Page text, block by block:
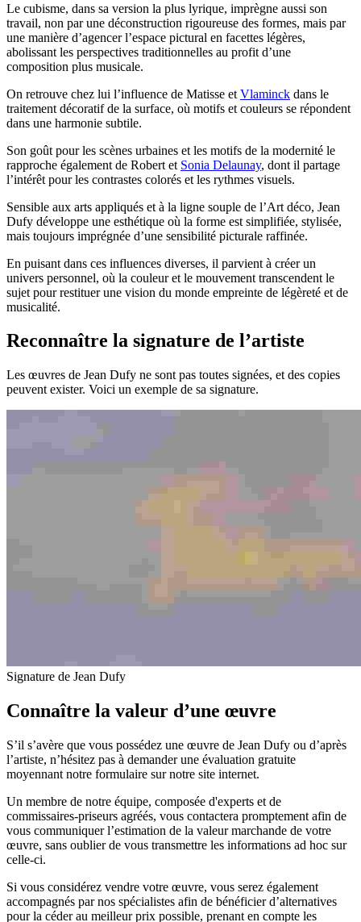
Le cubisme, dans sa version la plus lyrique, imprègne aussi son
travail, non par une déconstruction rigoureuse des formes, mais par
une manière d’agencer l’espace pictural en facettes légères,
abolissant les perspectives traditionnelles au profit d’une
composition plus musicale.
On retrouve chez lui l’influence de Matisse et Vlaminck dans le
traitement décoratif de la surface, où motifs et couleurs se répondent
dans une harmonie subtile.
Son goût pour les scènes urbaines et les motifs de la modernité le
rapproche également de Robert et Sonia Delaunay, dont il partage
l’intérêt pour les contrastes colorés et les rythmes visuels.
Sensible aux arts appliqués et à la ligne souple de l’Art déco, Jean
Dufy développe une esthétique où la forme est simplifiée, stylisée,
mais toujours imprégnée d’une sensibilité picturale raffinée.
En puisant dans ces influences diverses, il parvient à créer un
univers personnel, où la couleur et le mouvement transcendent le
sujet pour restituer une vision du monde empreinte de légèreté et de
musicalité.
Reconnaître la signature de l’artiste
Les œuvres de Jean Dufy ne sont pas toutes signées, et des copies
peuvent exister. Voici un exemple de sa signature.
Signature de Jean Dufy
Connaître la valeur d’une œuvre
S’il s’avère que vous possédez une œuvre de Jean Dufy ou d’après
l’artiste, n’hésitez pas à demander une évaluation gratuite
moyennant notre formulaire sur notre site internet.
Un membre de notre équipe, composée d'experts et de
commissaires-priseurs agréés, vous contactera promptement afin de
vous communiquer l’estimation de la valeur marchande de votre
œuvre, sans oublier de vous transmettre les informations ad hoc sur
celle-ci.
Si vous considérez vendre votre œuvre, vous serez également
accompagnés par nos spécialistes afin de bénéficier d’alternatives
pour la céder au meilleur prix possible, prenant en compte les